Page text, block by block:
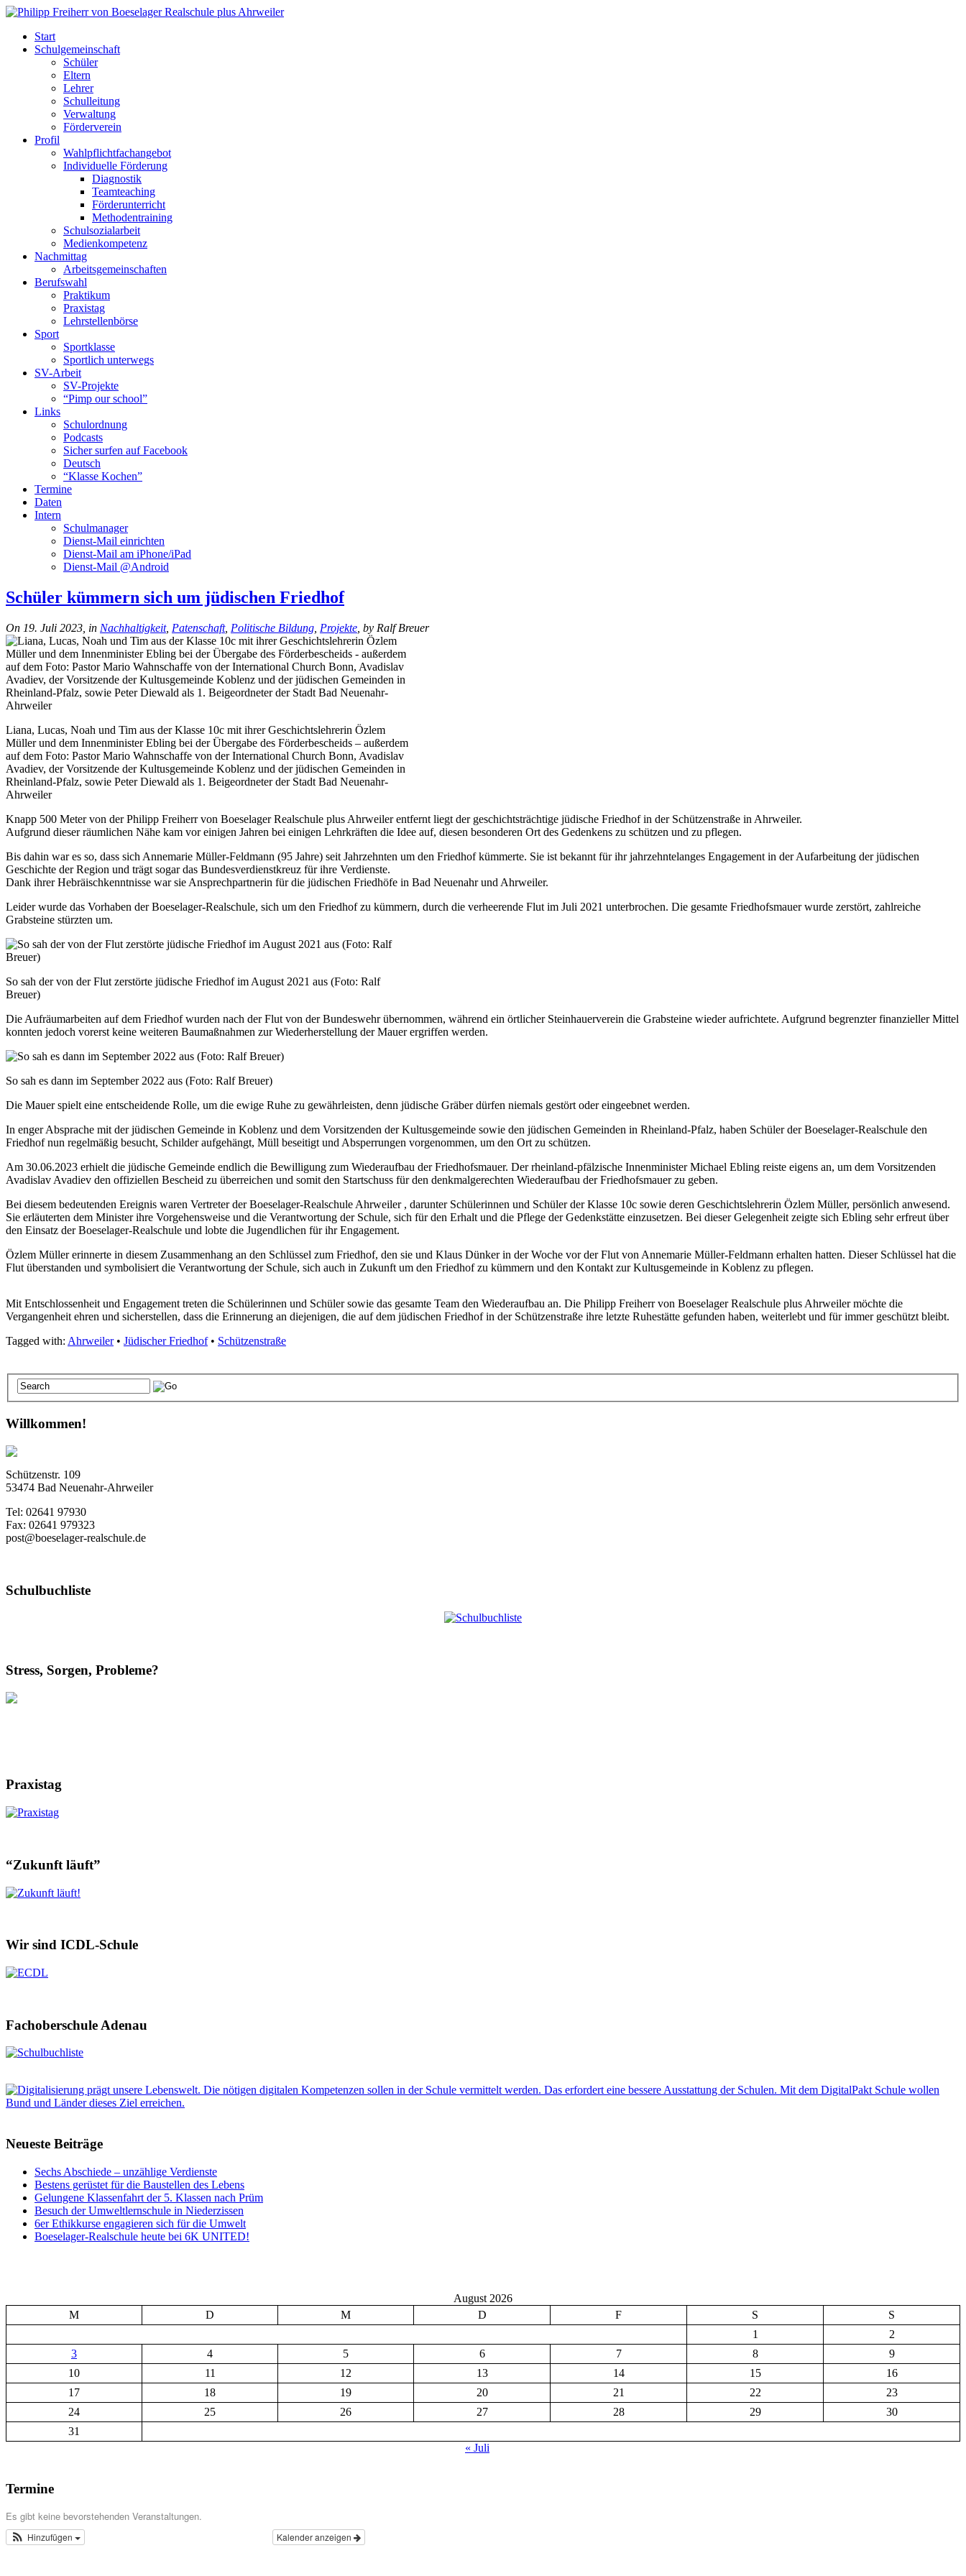
Start
Schulgemeinschaft
Schüler
Eltern
Lehrer
Schulleitung
Verwaltung
Förderverein
Profil
Wahlpflichtfachangebot
Individuelle Förderung
Diagnostik
Teamteaching
Förderunterricht
Methodentraining
Schulsozialarbeit
Medienkompetenz
Nachmittag
Arbeitsgemeinschaften
Berufswahl
Praktikum
Praxistag
Lehrstellenbörse
Sport
Sportklasse
Sportlich unterwegs
SV-Arbeit
SV-Projekte
“Pimp our school”
Links
Schulordnung
Podcasts
Sicher surfen auf Facebook
Deutsch
“Klasse Kochen”
Termine
Daten
Intern
Schulmanager
Dienst-Mail einrichten
Dienst-Mail am iPhone/iPad
Dienst-Mail @Android
Schüler kümmern sich um jüdischen Friedhof
On 19. Juli 2023, in Nachhaltigkeit, Patenschaft, Politische Bildung Projekte , by Ralf Breuer
Liana, Lucas, Noah und Tim aus der Klasse 10c mit ihrer Geschichtslehrerin Özlem
Müller und dem Innenminister Ebling bei der Übergabe des Förderbescheids – außerdem
auf dem Foto: Pastor Mario Wahnschaffe von der International Church Bonn, Avadislav
Avadiev, der Vorsitzende der Kultusgemeinde Koblenz und der jüdischen Gemeinden in
Rheinland-Pfalz, sowie Peter Diewald als 1. Beigeordneter der Stadt Bad Neuenahr-
Ahrweiler
Knapp 500 Meter von der Philipp Freiherr von Boeselager Realschule plus Ahrweiler entfernt liegt der geschichtsträchtige jüdische Friedhof in der Schützenstraße in Ahrweiler.
Aufgrund dieser räumlichen Nähe kam vor einigen Jahren bei einigen Lehrkräften die Idee auf, diesen besonderen Ort des Gedenkens zu schützen und zu pflegen.
Bis dahin war es so, dass sich Annemarie Müller-Feldmann (95 Jahre) seit Jahrzehnten um den Friedhof kümmerte. Sie ist bekannt für ihr jahrzehntelanges Engagement in der Aufarbeitung der jüdischen
Geschichte der Region und trägt sogar das Bundesverdienstkreuz für ihre Verdienste.
Dank ihrer Hebräischkenntnisse war sie Ansprechpartnerin für die jüdischen Friedhöfe in Bad Neuenahr und Ahrweiler.
Leider wurde das Vorhaben der Boeselager-Realschule, sich um den Friedhof zu kümmern, durch die verheerende Flut im Juli 2021 unterbrochen. Die gesamte Friedhofsmauer wurde zerstört, zahlreiche
Grabsteine stürzten um.
So sah der von der Flut zerstörte jüdische Friedhof im August 2021 aus (Foto: Ralf
Breuer)
Die Aufräumarbeiten auf dem Friedhof wurden nach der Flut von der Bundeswehr übernommen, während ein örtlicher Steinhauerverein die Grabsteine wieder aufrichtete. Aufgrund begrenzter finanzieller Mittel
konnten jedoch vorerst keine weiteren Baumaßnahmen zur Wiederherstellung der Mauer ergriffen werden.
So sah es dann im September 2022 aus (Foto: Ralf Breuer)
Die Mauer spielt eine entscheidende Rolle, um die ewige Ruhe zu gewährleisten, denn jüdische Gräber dürfen niemals gestört oder eingeebnet werden.
In enger Absprache mit der jüdischen Gemeinde in Koblenz und dem Vorsitzenden der Kultusgemeinde sowie den jüdischen Gemeinden in Rheinland-Pfalz, haben Schüler der Boeselager-Realschule den
Friedhof nun regelmäßig besucht, Schilder aufgehängt, Müll beseitigt und Absperrungen vorgenommen, um den Ort zu schützen.
Am 30.06.2023 erhielt die jüdische Gemeinde endlich die Bewilligung zum Wiederaufbau der Friedhofsmauer. Der rheinland-pfälzische Innenminister Michael Ebling reiste eigens an, um dem Vorsitzenden
Avadislav Avadiev den offiziellen Bescheid zu überreichen und somit den Startschuss für den denkmalgerechten Wiederaufbau der Friedhofsmauer zu geben.
Bei diesem bedeutenden Ereignis waren Vertreter der Boeselager-Realschule Ahrweiler , darunter Schülerinnen und Schüler der Klasse 10c sowie deren Geschichtslehrerin Özlem Müller, persönlich anwesend.
Sie erläuterten dem Minister ihre Vorgehensweise und die Verantwortung der Schule, sich für den Erhalt und die Pflege der Gedenkstätte einzusetzen. Bei dieser Gelegenheit zeigte sich Ebling sehr erfreut über
den Einsatz der Boeselager-Realschule und lobte die Jugendlichen für ihr Engagement.
Özlem Müller erinnerte in diesem Zusammenhang an den Schlüssel zum Friedhof, den sie und Klaus Dünker in der Woche vor der Flut von Annemarie Müller-Feldmann erhalten hatten. Dieser Schlüssel hat die
Flut überstanden und symbolisiert die Verantwortung der Schule, sich auch in Zukunft um den Friedhof zu kümmern und den Kontakt zur Kultusgemeinde in Koblenz zu pflegen.
Mit Entschlossenheit und Engagement treten die Schülerinnen und Schüler sowie das gesamte Team den Wiederaufbau an. Die Philipp Freiherr von Boeselager Realschule plus Ahrweiler möchte die
Vergangenheit ehren und sicherstellen, dass die Erinnerung an diejenigen, die auf dem jüdischen Friedhof in der Schützenstraße ihre letzte Ruhestätte gefunden haben, weiterlebt und für immer geschützt bleibt.
Tagged with: Ahrweiler• Jüdischer Friedhof• Schützenstraße
Willkommen!
Schützenstr. 109
53474 Bad Neuenahr-Ahrweiler
Tel: 02641 97930
Fax: 02641 979323
post@boeselager-realschule.de
Schulbuchliste
Stress, Sorgen, Probleme?
Praxistag
“Zukunft läuft”
Wir sind ICDL-Schule
Fachoberschule Adenau
Neueste Beiträge
Sechs Abschiede – unzählige Verdienste
Bestens gerüstet für die Baustellen des Lebens
Gelungene Klassenfahrt der 5. Klassen nach Prüm
Besuch der Umweltlernschule in Niederzissen
6er Ethikkurse engagieren sich für die Umwelt
Boeselager-Realschule heute bei 6K UNITED!
August 2026
M
D M D F S
S
1
2
3
4 5 6 7 8
9
10
11 12 13 14 15
16
17
18 19 20 21 22
23
24
25 26 27 28 29
30
31
« Juli
Termine
Es gibt keine bevorstehenden Veranstaltungen.
Kalender anzeigen
Hinzufügen